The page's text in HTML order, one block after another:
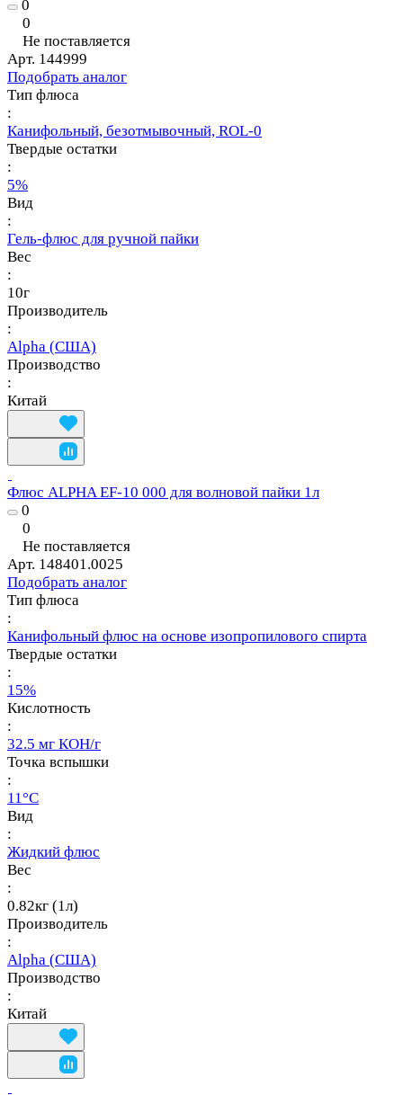
0
0
Не поставляется
Арт. 144999
Подобрать аналог
Тип флюса
:
Канифольный, безотмывочный, ROL-0
Твердые остатки
:
5%
Вид
:
Гель-флюс для ручной пайки
Вес
:
10г
Производитель
:
Alpha (США)
Производство
:
Китай
Флюс ALPHA EF-10 000 для волновой пайки 1л
0
0
Не поставляется
Арт. 148401.0025
Подобрать аналог
Тип флюса
:
Канифольный флюс на основе изопропилового спирта
Твердые остатки
:
15%
Кислотность
:
32.5 мг КОН/г
Точка вспышки
:
11°C
Вид
:
Жидкий флюс
Вес
:
0.82кг (1л)
Производитель
:
Alpha (США)
Производство
:
Китай